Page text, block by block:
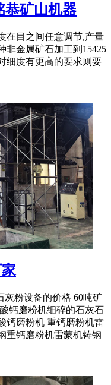
恭矿山机器
在目之间任意调节,产量
非金属矿石加工到15425
细度有更高的要求则要
灰粉设备的价格 60吨矿
钙磨粉机细碎的石灰石
钙磨粉机 重钙磨粉机雷
重钙磨粉机雷蒙机铸钢